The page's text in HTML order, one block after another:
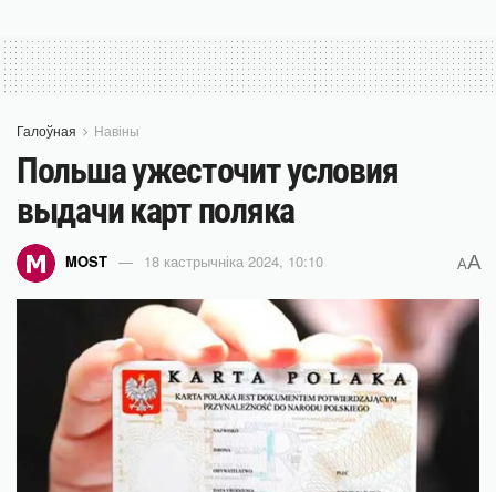
Галоўная Навіны
Польша ужесточит условия
выдачи карт поляка
MOST 18 кастрычніка 2024, 10:10 AA